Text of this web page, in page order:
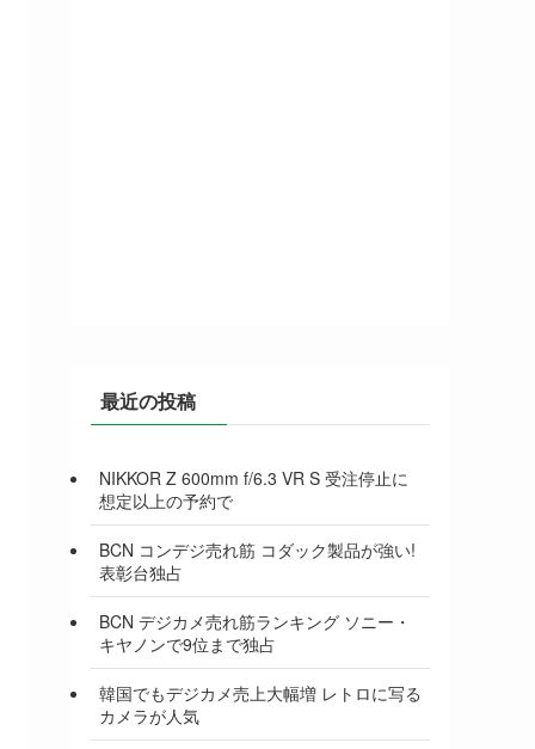
最近の投稿
NIKKOR Z 600mm f/6.3 VR S 受注停止に
想定以上の予約で
BCN コンデジ売れ筋 コダック製品が強い!
表彰台独占
BCN デジカメ売れ筋ランキング ソニー・
キヤノンで9位まで独占
韓国でもデジカメ売上大幅増 レトロに写る
カメラが人気